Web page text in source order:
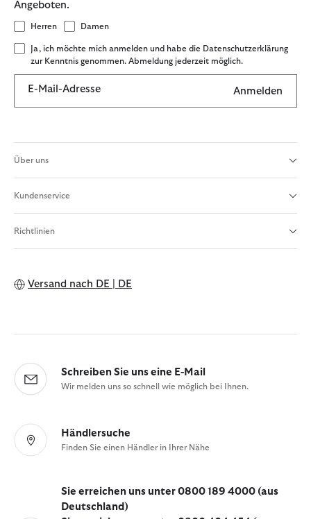
Angeboten.
Herren Damen
Ja, ich möchte mich anmelden und habe die Datenschutzerklärung
zur Kenntnis genommen. Abmeldung jederzeit möglich.
E-Mail-Adresse Anmelden
Über uns
Kundenservice
Richtlinien
Versand nach DE | DE
Schreiben Sie uns eine E-Mail
Wir melden uns so schnell wie möglich bei Ihnen.
Händlersuche
Finden Sie einen Händler in Ihrer Nähe
Sie erreichen uns unter 0800 189 4000 (aus
Deutschland)